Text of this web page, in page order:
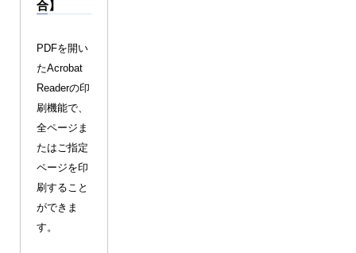
合】
PDFを開い
たAcrobat
Readerの印
刷機能で、
全ページま
たはご指定
ページを印
刷すること
ができま
す。